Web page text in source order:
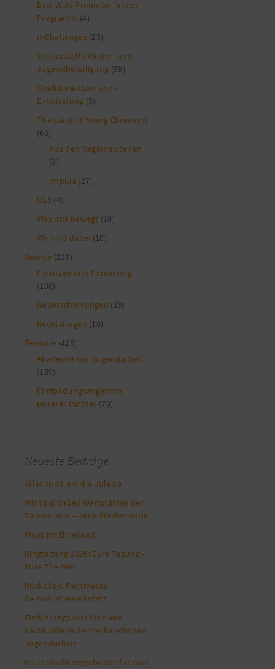
Eine Welt-Promotor*innen-
Programm (4)
n-Challenges (23)
Servicestelle Kinder- und
Jugendbeteiligung (99)
Strukturaufbau und -
Entwicklung (5)
The Länd of Young Ehrenamt
(66)
Aus den Regionalstellen
(3)
Impuls (27)
U18 (4)
Was uns bewegt (10)
Wir sind dabei (10)
Service (219)
Finanzen und Förderung
(108)
Neuerscheinungen (19)
Rechtsfragen (18)
Termine (425)
Akademie der Jugendarbeit
(159)
Fortbildungsangebote
unserer Partner (70)
Neueste Beiträge
Alles rund um die Juleica
Wir sind dabei! Wertstätten der
Demokratie – neue Förderrunde
Frust im Ehrenamt
Ringtagung 2026: Eure Tagung –
Eure Themen
Rückblick: Fachmesse
Demokratiewerkstatt
Einführungskurs für neue
Fachkräfte in der Verbandlichen
Jugendarbeit
Neue Studienergebnisse für eure